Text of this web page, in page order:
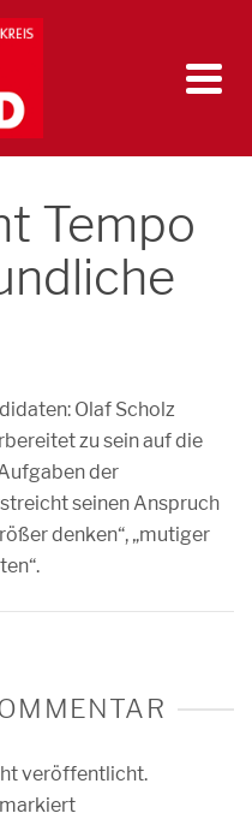
Tempo
Olaf Scholz
zu sein auf die
der
seinen Anspruch
denken“, „mutiger
veröffentlicht.
markiert